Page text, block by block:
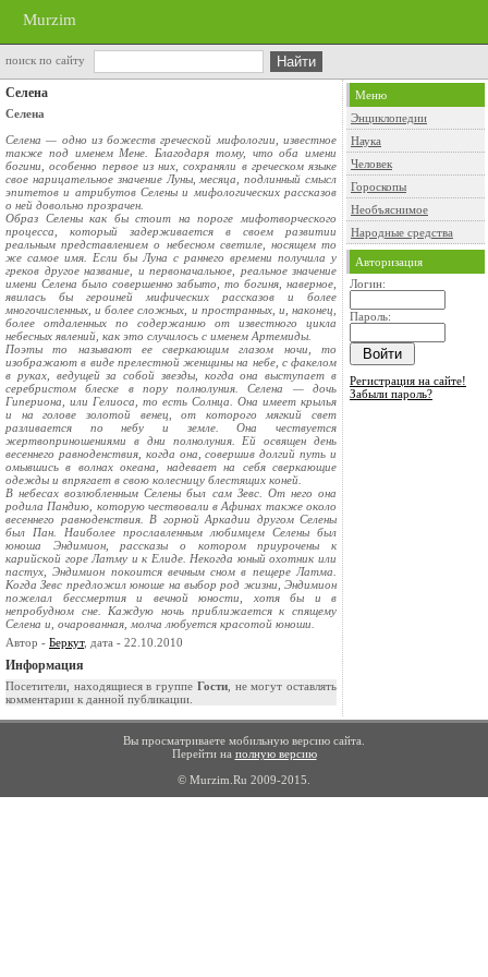
Murzim
поиск по сайту
Селена
Селена
Селена — одно из божеств греческой мифологии, известное
также под именем Мене. Благодаря тому, что оба имени
богини, особенно первое из них, сохраняли в греческом языке
свое нарицательное значение Луны, месяца, подлинный смысл
эпитетов и атрибутов Селены и мифологических рассказов
о ней довольно прозрачен.
Образ Селены как бы стоит на пороге мифотворческого
процесса, который задерживается в своем развитии
реальным представлением о небесном светиле, носящем то
же самое имя. Если бы Луна с раннего времени получила у
греков другое название, и первоначальное, реальное значение
имени Селена было совершенно забыто, то богиня, наверное,
явилась бы героиней мифических рассказов и более
многочисленных, и более сложных, и пространных, и, наконец,
более отдаленных по содержанию от известного цикла
небесных явлений, как это случилось с именем Артемиды.
Поэты то называют ее сверкающим глазом ночи, то
изображают в виде прелестной женщины на небе, с факелом
в руках, ведущей за собой звезды, когда она выступает в
серебристом блеске в пору полнолуния. Селена — дочь
Гипериона, или Гелиоса, то есть Солнца. Она имеет крылья
и на голове золотой венец, от которого мягкий свет
разливается по небу и земле. Она чествуется
жертвоприношениями в дни полнолуния. Ей освящен день
весеннего равноденствия, когда она, совершив долгий путь и
омывшись в волнах океана, надевает на себя сверкающие
одежды и впрягает в свою колесницу блестящих коней.
В небесах возлюбленным Селены был сам Зевс. От него она
родила Пандию, которую чествовали в Афинах также около
весеннего равноденствия. В горной Аркадии другом Селены
был Пан. Наиболее прославленным любимцем Селены был
юноша Эндимион, рассказы о котором приурочены к
карийской горе Латму и к Елиде. Некогда юный охотник или
пастух, Эндимион покоится вечным сном в пещере Латма.
Когда Зевс предложил юноше на выбор род жизни, Эндимион
пожелал бессмертия и вечной юности, хотя бы и в
непробудном сне. Каждую ночь приближается к спящему
Селена и, очарованная, молча любуется красотой юноши.
Автор - Беркут, дата - 22.10.2010
Информация
Посетители, находящиеся в группе Гости, не могут оставлять
комментарии к данной публикации.
Меню
Энциклопедии
Наука
Человек
Гороскопы
Необъяснимое
Народные средства
Авторизация
Логин:
Пароль:
Регистрация на сайте!
Забыли пароль?
Вы просматриваете мобильную версию сайта.
Перейти на полную версию
© Murzim.Ru 2009-2015.